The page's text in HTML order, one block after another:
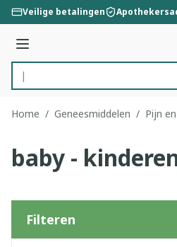
Ga naar de inhoud
Veilige betalingen
Menu
Product, merk, categorie...
Home / Geneesmiddelen / Pijn
baby -
Filteren